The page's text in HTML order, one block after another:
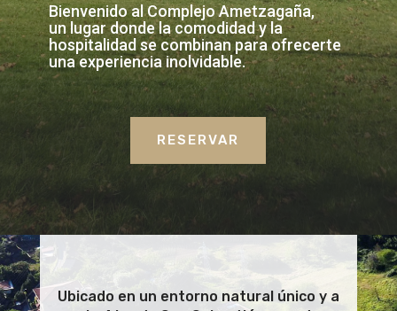
Bienvenido al Complejo Ametzagaña,
un lugar donde la comodidad y la
hospitalidad se combinan para ofrecerte
una experiencia inolvidable.
RESERVAR
Ubicado en un entorno natural único y a